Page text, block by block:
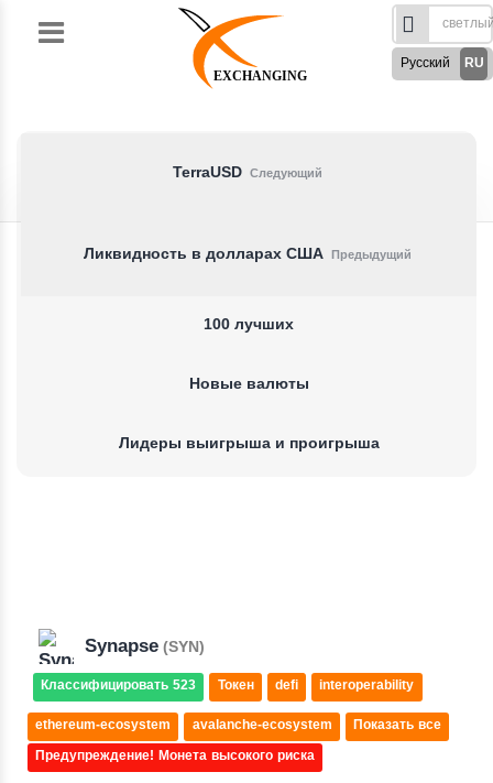
EXCHANGING
RU
Русский
Следующий
TerraUSD
Предыдущий
Ликвидность в долларах США
100 лучших
Новые валюты
Лидеры выигрыша и проигрыша
Synapse (SYN)
Классифицировать 523 Токен defi interoperability
ethereum-ecosystem avalanche-ecosystem
Показать все
Предупреждение! Монета высокого риска